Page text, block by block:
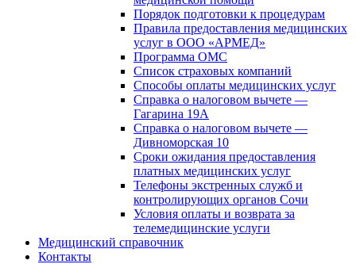
Порядок подготовки к процедурам
Правила предоставления медицинских
услуг в ООО «АРМЕД»
Программа ОМС
Список страховых компаний
Способы оплаты медицинских услуг
Справка о налоговом вычете —
Гагарина 19А
Справка о налоговом вычете —
Дивноморская 10
Сроки ожидания предоставления
платных медицинских услуг
Телефоны экстренных служб и
контролирующих органов Сочи
Условия оплаты и возврата за
телемедицинские услуги
Медицинский справочник
Контакты